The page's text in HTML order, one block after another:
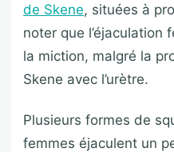
de Skene, situées à
noter que l’éjaculation
la miction, malgré la
Skene avec l’urètre.
Plusieurs formes de
femmes éjaculent un